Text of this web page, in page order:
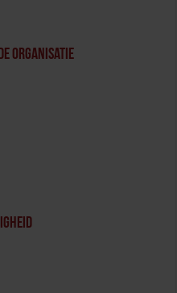
Organisatie